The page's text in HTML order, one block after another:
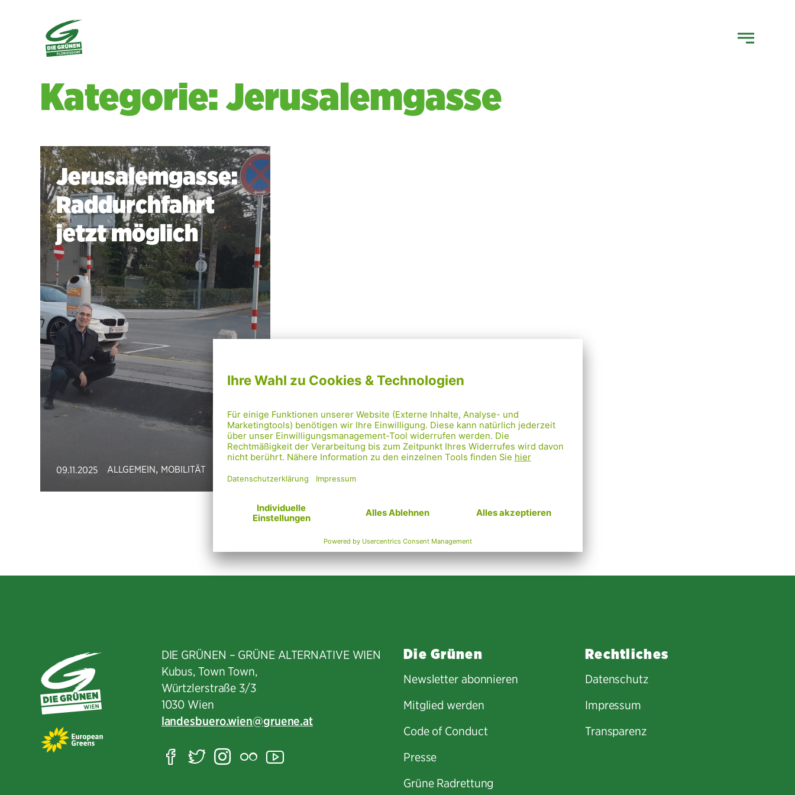
Kategorie: Jerusalemgasse
Jerusalemgasse:
Raddurchfahrt
jetzt möglich
09.11.2025 ALLGEMEIN, MOBILITÄT
Mehr laden
DIE GRÜNEN – GRÜNE ALTERNATIVE WIEN
Kubus, Town Town,
Würtzlerstraße 3/3​
1030 Wien
landesbuero.wien
gruene.at
Facebook
TwitterInstagram
FlickrYouTube
Die Grünen
Newsletter abonnieren
Mitglied werden
Code of Conduct
Presse
Grüne Radrettung
Rechtliches
Datenschutz
Impressum
Transparenz